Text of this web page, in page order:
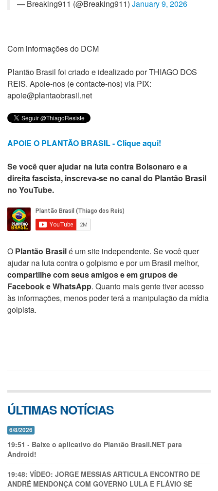
— Breaking911 (@Breaking911) January 9, 2026
Com informações do DCM
Plantão Brasil foi criado e idealizado por THIAGO DOS
REIS. Apoie-nos (e contacte-nos) via PIX:
apoie@plantaobrasil.net
APOIE O PLANTÃO BRASIL - Clique aqui!
Se você quer ajudar na luta contra Bolsonaro e a
direita fascista, inscreva-se no canal do Plantão Brasil
no YouTube.
O Plantão Brasilé um site independente. Se você quer
ajudar na luta contra o golpismo e por um Brasil melhor,
compartilhe com seus amigos e em grupos de
Facebook e WhatsApp. Quanto mais gente tiver acesso
às informações, menos poder terá a manipulação da mídia
golpista.
ÚLTIMAS NOTÍCIAS
6/8/2026
19:51 - Baixe o aplicativo do Plantão Brasil.NET para
Android!
19:48: VÍDEO: JORGE MESSIAS ARTICULA ENCONTRO DE
ANDRÉ MENDONÇA COM GOVERNO LULA E FLÁVIO SE